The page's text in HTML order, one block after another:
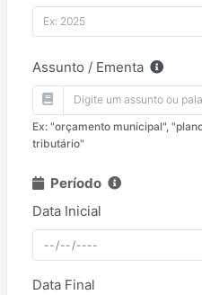
Assunto / Ementa
Ex: "orçamento municipal",
tributário"
Período
Data Inicial
Data Final